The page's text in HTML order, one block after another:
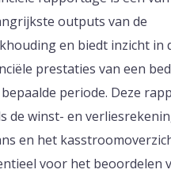
outputs van de
en biedt inzicht in
prestaties van een
periode. Deze
de winst- en
en het
voor het beoordelen